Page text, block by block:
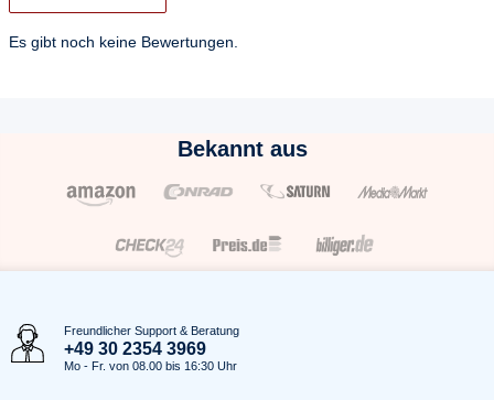
Es gibt noch keine Bewertungen.
Bekannt aus
Freundlicher Support & Beratung
+49 30 2354 3969
Mo - Fr. von 08.00 bis 16:30 Uhr